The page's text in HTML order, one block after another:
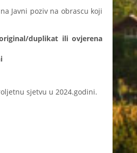
Javni poziv na obrascu koji
duplikat ili ovjerena
sjetvu u 2024.godini.